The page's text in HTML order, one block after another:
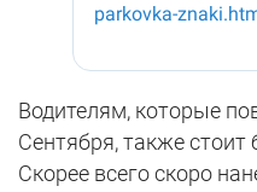
Водителям, которые
Сентября, также
Скорее всего скоро